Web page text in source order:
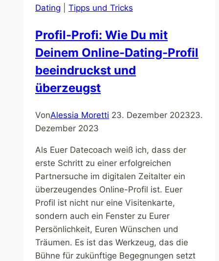
der
Dating Tipps und Tricks
Profil-Profi: Wie Du mit
Deinem Online-Dating-Profil
beeindruckst und
überzeugst
VonAlessia Moretti 23. Dezember 202323.
Dezember 2023
Als Euer Datecoach weiß ich, dass der
erste Schritt zu einer erfolgreichen
Partnersuche im digitalen Zeitalter ein
überzeugendes Online-Profil ist. Euer
Profil ist nicht nur eine Visitenkarte,
sondern auch ein Fenster zu Eurer
Persönlichkeit, Euren Wünschen und
Träumen. Es ist das Werkzeug, das die
Bühne für zukünftige Begegnungen setzt